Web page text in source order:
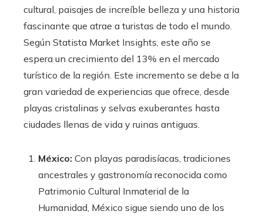
cultural, paisajes de increíble belleza y una historia
fascinante que atrae a turistas de todo el mundo.
Según Statista Market Insights, este año se
espera un crecimiento del 13% en el mercado
turístico de la región. Este incremento se debe a la
gran variedad de experiencias que ofrece, desde
playas cristalinas y selvas exuberantes hasta
ciudades llenas de vida y ruinas antiguas.
México: Con playas paradisíacas, tradiciones
ancestrales y gastronomía reconocida como
Patrimonio Cultural Inmaterial de la
Humanidad, México sigue siendo uno de los